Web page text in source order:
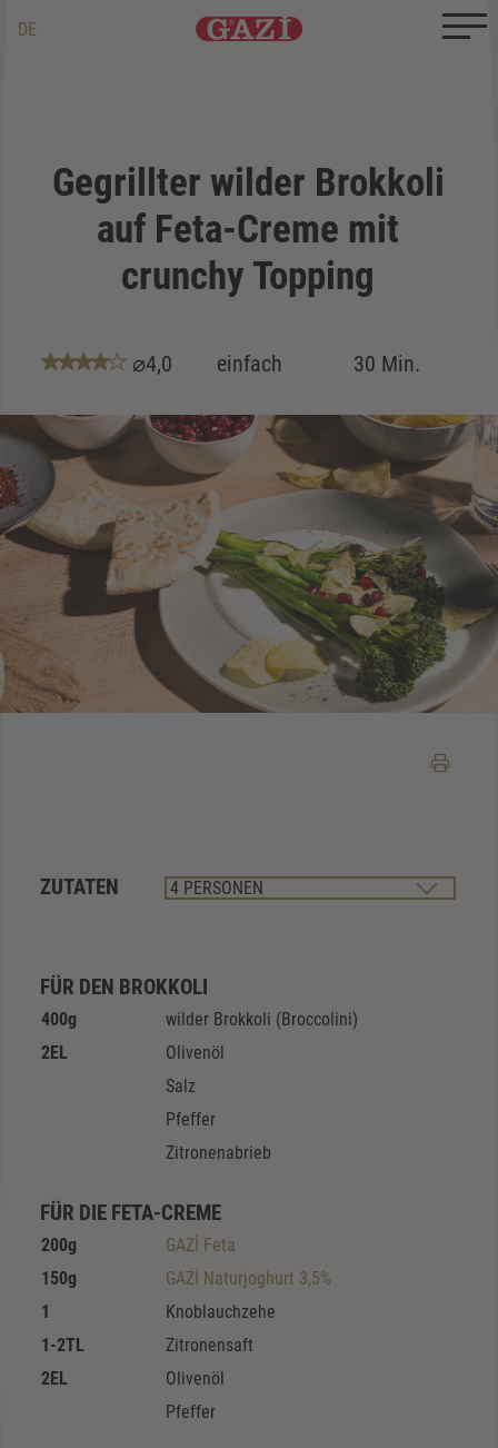
DE
Gegrillter wilder Brokkoli
auf Feta-Creme mit
crunchy Topping
⌀4,0 einfach 30 Min.
ZUTATEN
FÜR DEN BROKKOLI
400g
wilder Brokkoli (Broccolini)
2EL
Olivenöl
Salz
Pfeffer
Zitronenabrieb
FÜR DIE FETA-CREME
200g
GAZİ Feta
150g
GAZİ Naturjoghurt 3,5%
1
Knoblauchzehe
1-2TL
Zitronensaft
2EL
Olivenöl
Pfeffer